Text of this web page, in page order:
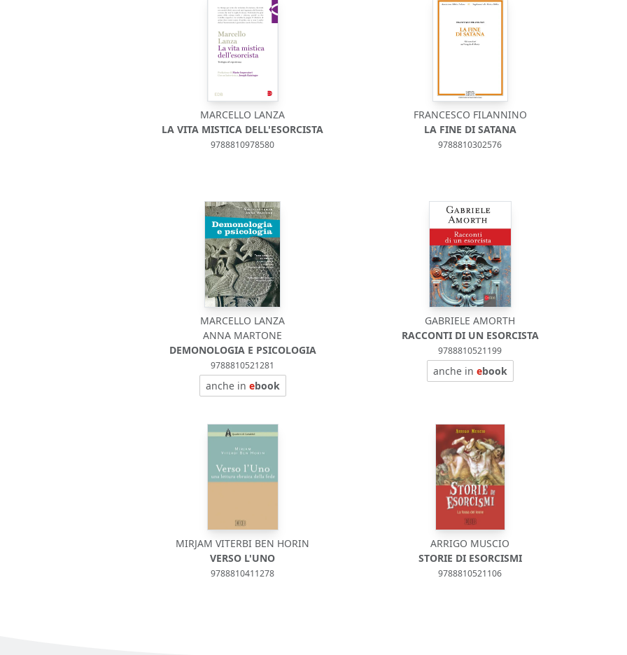
MARCELLO LANZA
LA VITA MISTICA DELL'ESORCISTA
9788810978580
FRANCESCO FILANNINO
LA FINE DI SATANA
9788810302576
MARCELLO LANZA
ANNA MARTONE
DEMONOLOGIA E PSICOLOGIA
9788810521281
anche in ebook
GABRIELE AMORTH
RACCONTI DI UN ESORCISTA
9788810521199
anche in ebook
MIRJAM VITERBI BEN HORIN
VERSO L'UNO
9788810411278
ARRIGO MUSCIO
STORIE DI ESORCISMI
9788810521106